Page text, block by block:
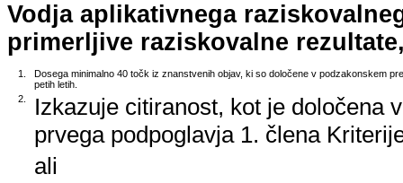
Vodja aplikativnega
primerljive raziskovalne
1.
Dosega minimalno 40 točk iz znanstvenih objav, ki so določene v podzakonskem
petih letih.
2.
Izkazuje citiranost, kot je določena
prvega podpoglavja 1. člena
ali